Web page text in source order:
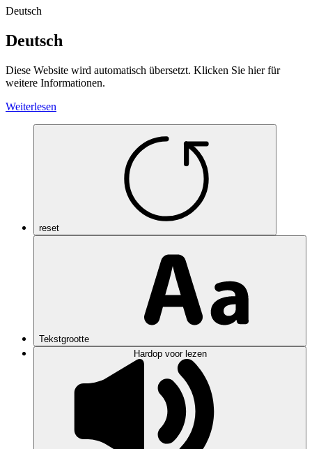
Deutsch
Deutsch
Diese Website wird automatisch übersetzt. Klicken Sie hier für
weitere Informationen.
Weiterlesen
reset
Tekstgrootte
Hardop voor lezen